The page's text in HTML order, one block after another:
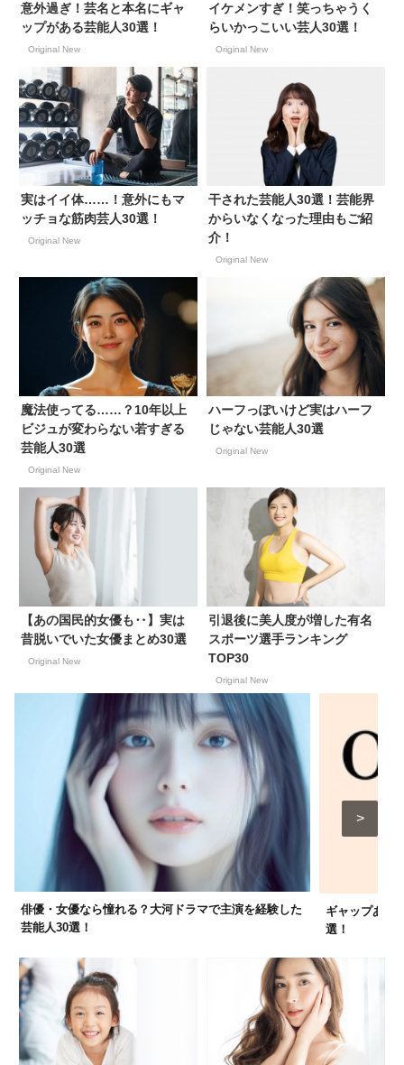
意外過ぎ！芸名と本名にギャ
ップがある芸能人30選！
Original New
イケメンすぎ！笑っちゃうく
らいかっこいい芸人30選！
Original New
実はイイ体……！意外にもマ
ッチョな筋肉芸人30選！
Original New
干された芸能人30選！芸能界
からいなくなった理由もご紹
介！
Original New
魔法使ってる……？10年以上
ビジュが変わらない若すぎる
芸能人30選
Original New
ハーフっぽいけど実はハーフ
じゃない芸能人30選
Original New
【あの国民的女優も‥】実は
昔脱いでいた女優まとめ30選
Original New
引退後に美人度が増した有名
スポーツ選手ランキング
TOP30
Original New
俳優・女優なら憧れる？大河ドラマで主演を経験した
芸能人30選！
ギャップあり
選！